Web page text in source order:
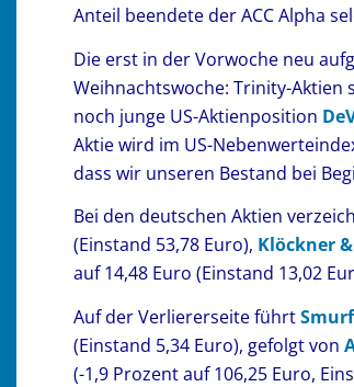
Anteil beendete der ACC Alpha
Die erst in der Vorwoche neu
Weihnachtswoche: Trinity-Aktien
noch junge US-Aktienposition
Aktie wird im US-
dass wir unseren Bestand bei
Bei den deutschen Aktien
(Einstand 53,78 Euro), Klöckner
auf 14,48 Euro (Einstand 13,02
Auf der Verliererseite führt
(Einstand 5,34 Euro), gefolgt von
(-1,9 Prozent auf 106,25 Euro,